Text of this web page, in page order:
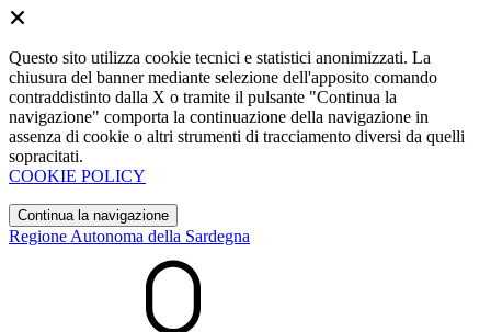
Questo sito utilizza cookie tecnici e statistici anonimizzati. La
chiusura del banner mediante selezione dell'apposito comando
contraddistinto dalla X o tramite il pulsante "Continua la
navigazione" comporta la continuazione della navigazione in
assenza di cookie o altri strumenti di tracciamento diversi da quelli
sopracitati.
COOKIE POLICY
Continua la navigazione
Regione Autonoma della Sardegna